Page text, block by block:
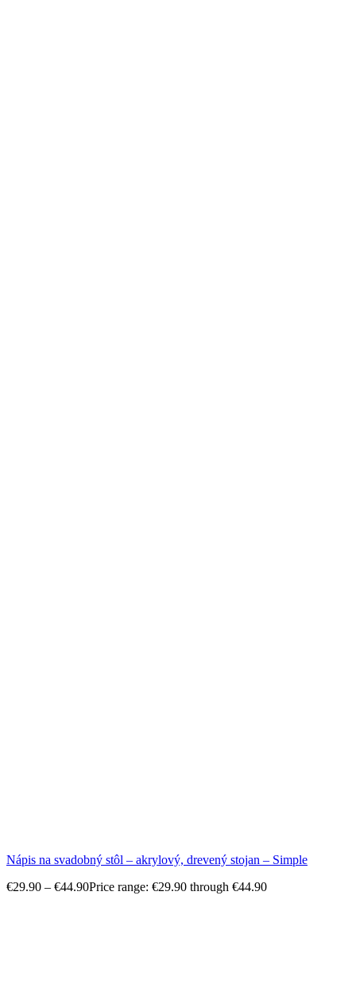
Nápis na svadobný stôl – akrylový, drevený stojan – Simple
€29.90 – €44.90Price range: €29.90 through €44.90